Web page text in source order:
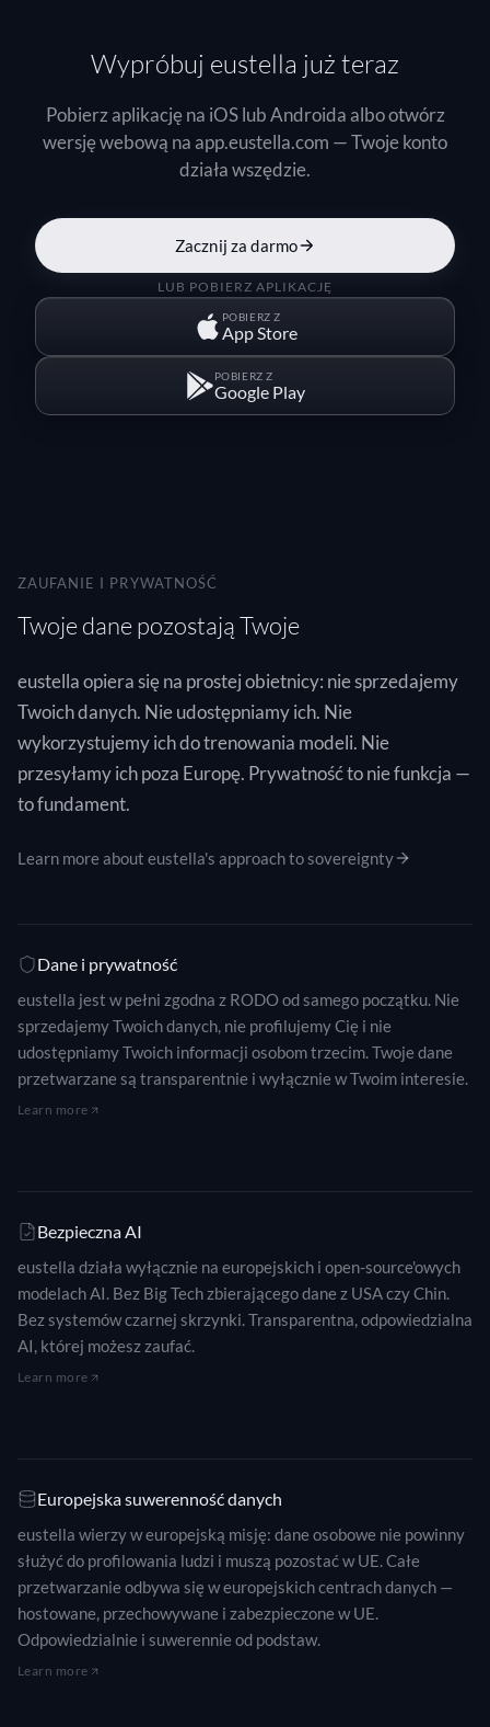
Wypróbuj eustella już teraz
Pobierz aplikację na iOS lub Androida albo otwórz
wersję webową na app.eustella.com — Twoje konto
działa wszędzie.
Zacznij za darmo
LUB POBIERZ APLIKACJĘ
POBIERZ Z
App Store
POBIERZ Z
Google Play
ZAUFANIE I PRYWATNOŚĆ
Twoje dane pozostają Twoje
eustella opiera się na prostej obietnicy: nie sprzedajemy
Twoich danych. Nie udostępniamy ich. Nie
wykorzystujemy ich do trenowania modeli. Nie
przesyłamy ich poza Europę. Prywatność to nie funkcja —
to fundament.
Learn more about eustella's approach to sovereignty
Dane i prywatność
eustella jest w pełni zgodna z RODO od samego początku. Nie
sprzedajemy Twoich danych, nie profilujemy Cię i nie
udostępniamy Twoich informacji osobom trzecim. Twoje dane
przetwarzane są transparentnie i wyłącznie w Twoim interesie.
Learn more
Bezpieczna AI
eustella działa wyłącznie na europejskich i open-source'owych
modelach AI. Bez Big Tech zbierającego dane z USA czy Chin.
Bez systemów czarnej skrzynki. Transparentna, odpowiedzialna
AI, której możesz zaufać.
Learn more
Europejska suwerenność danych
eustella wierzy w europejską misję: dane osobowe nie powinny
służyć do profilowania ludzi i muszą pozostać w UE. Całe
przetwarzanie odbywa się w europejskich centrach danych —
hostowane, przechowywane i zabezpieczone w UE.
Odpowiedzialnie i suwerennie od podstaw.
Learn more